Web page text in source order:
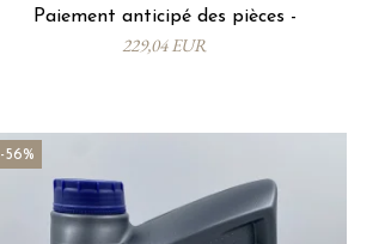
Paiement anticipé des pièces -
229,04 EUR
-56%